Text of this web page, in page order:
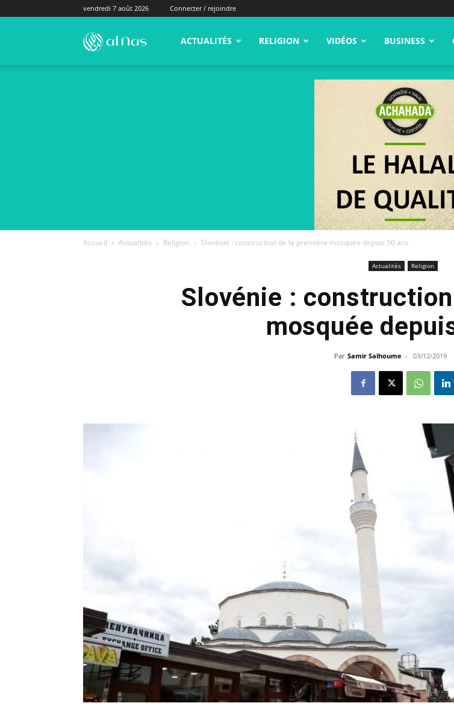
vendredi 7 août 2026 Connecter / rejoindre
alNas.fr ACTUALITÉS RELIGION VIDÉOS BUSINESS
Accueil Actualités Religion Slovénie : construction de la première mosquée depuis 50 ans
Actualités Religion
Slovénie :
mosquée
Par Samir Salhoume - 03/12/2019